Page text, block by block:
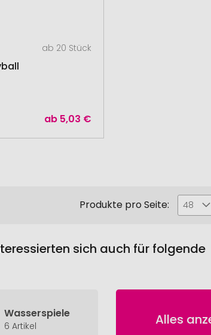
ab 20 Stück
ab 5,03 €
Produkte pro Seite: 48
sich auch für folgende
Wasserspiele
6 Artikel Alles